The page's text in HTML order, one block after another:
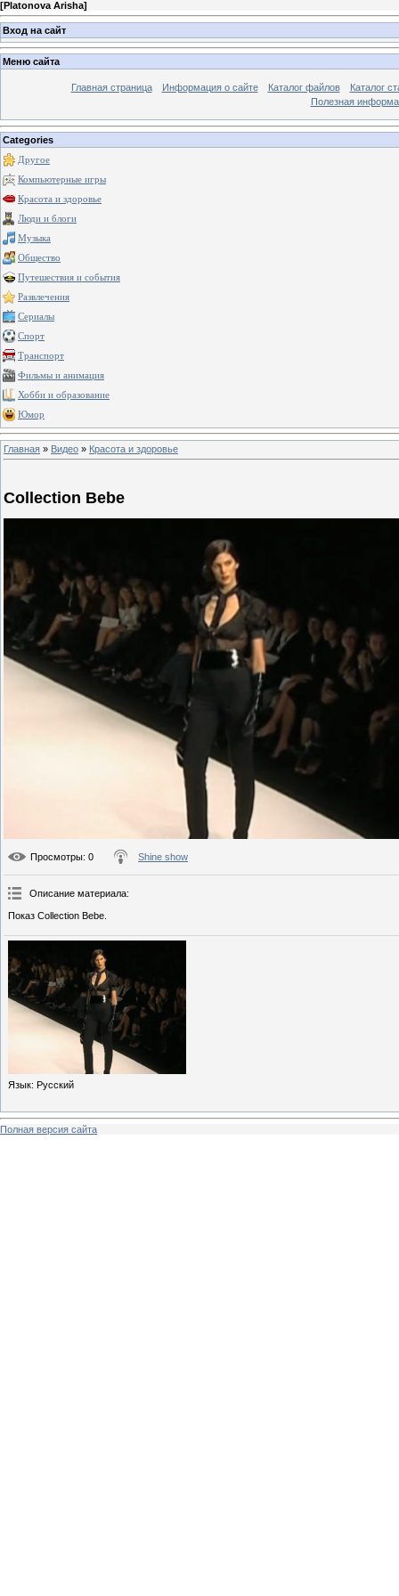
[Platonova Arisha]
Вход на сайт
Меню сайта
Главная страница Информация о сайте Каталог файлов
Каталог
Полезная
Categories
Другое
Компьютерные игры
Красота и здоровье
Люди и блоги
Музыка
Общество
Путешествия и события
Развлечения
Сериалы
Спорт
Транспорт
Фильмы и анимация
Хобби и образование
Юмор
Главная » Видео » Красота и здоровье
Collection Bebe
Просмотры: 0 Shine show
Описание материала:
Показ Collection Bebe.
Язык: Русский
Полная версия сайта